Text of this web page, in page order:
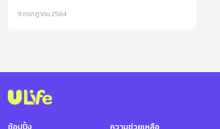
9 กรกฎาคม 2564
ช้อปปิ้ง ความช่วยเหลือ